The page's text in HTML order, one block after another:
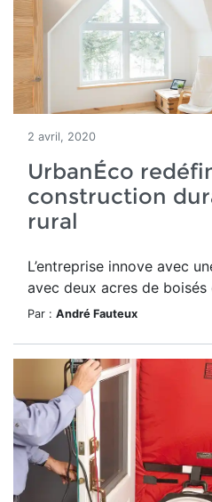
2 avril, 2020
UrbanÉco
construction
rural
L’entreprise innove avec
avec deux acres de boisés
Par : André Fauteux